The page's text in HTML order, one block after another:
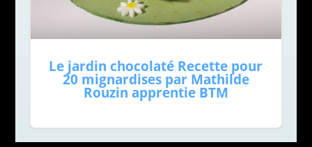
Le jardin chocolaté Recette pour
20 mignardises par Mathilde
Rouzin apprentie BTM